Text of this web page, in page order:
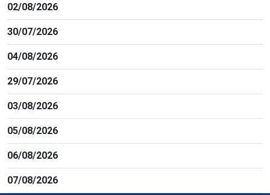
02/08/2026
30/07/2026
04/08/2026
29/07/2026
03/08/2026
05/08/2026
06/08/2026
07/08/2026